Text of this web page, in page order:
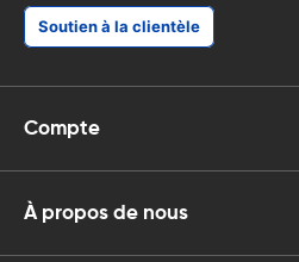
Soutien à la clientèle
Compte
À propos de nous